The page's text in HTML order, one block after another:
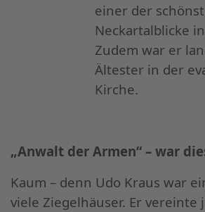
einer der
Neckartalblicke
Zudem war er
Ältester in der
Kirche.
„Anwalt der Armen“ – war
Kaum – denn Udo Kraus war
viele Ziegelhäuser. Er vereinte